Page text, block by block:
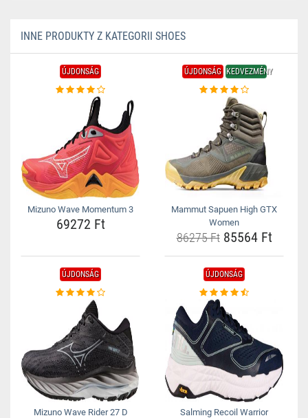
INNE PRODUKTY Z KATEGORII SHOES
ÚJDONSÁG
Mizuno Wave Momentum 3
69272 Ft
ÚJDONSÁG KEDVEZMÉNY
Mammut Sapuen High GTX
Women
86275 Ft85564 Ft
ÚJDONSÁG
Mizuno Wave Rider 27 D
ÚJDONSÁG
Salming Recoil Warrior